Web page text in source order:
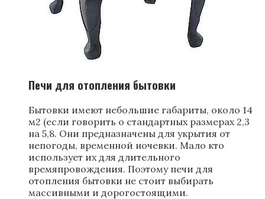
Печи для отопления бытовки
Бытовки имеют небольшие габариты, около 14
м2 (если говорить о стандартных размерах 2,3
на 5,8. Они предназначены для укрытия от
непогоды, временной ночевки. Мало кто
использует их для длительного
времяпровождения. Поэтому печи для
отопления бытовки не стоит выбирать
массивными и дорогостоящими.